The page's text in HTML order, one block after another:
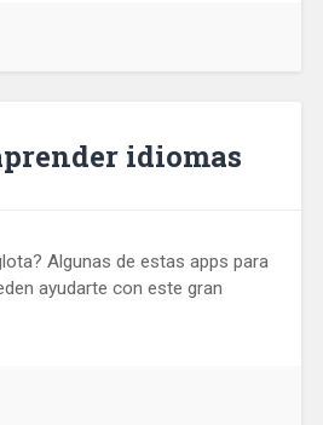
idiomas
Algunas de estas apps para
ayudarte con este gran